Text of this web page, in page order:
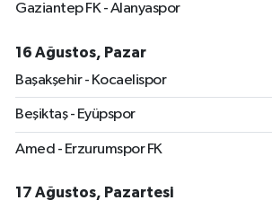
Gaziantep FK - Alanyaspor
16 Ağustos, Pazar
Başakşehir - Kocaelispor
Beşiktaş - Eyüpspor
Amed - Erzurumspor FK
17 Ağustos, Pazartesi